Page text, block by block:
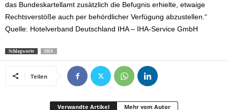
das Bundeskartellamt zusätzlich die Befugnis erhielte, etwaige
Rechtsverstöße auch per behördlicher Verfügung abzustellen.“
Quelle: Hotelverband Deutschland IHA – IHA-Service GmbH
Schlagworte IHA
Teilen
Verwandte Artikel Mehr vom Autor